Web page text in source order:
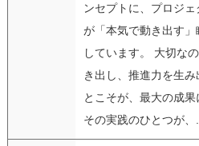
ンセプトに、プロジ
が「本気で動き出す
しています。 大切な
き出し、推進力を生み
とこそが、最大の成果
その実践のひとつが、...